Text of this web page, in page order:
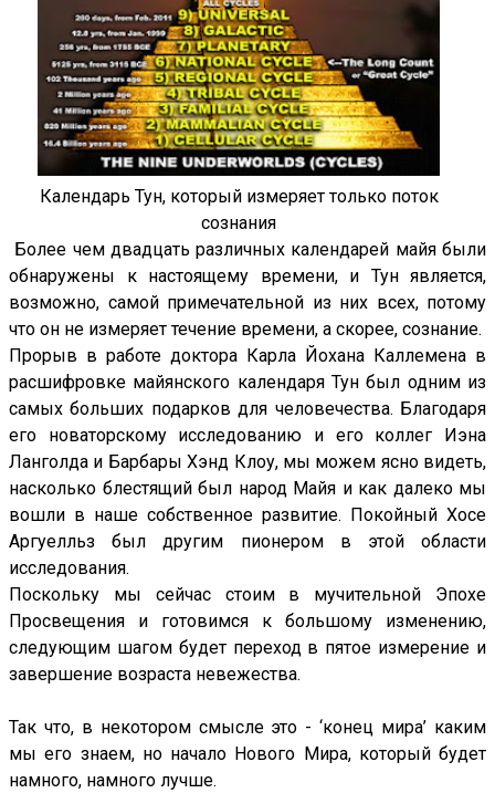
Календарь Тун, который измеряет только поток
сознания
Более чем двадцать различных календарей майя были
обнаружены к настоящему времени, и Тун является,
возможно, самой примечательной из них всех, потому
что он не измеряет течение времени, а скорее, сознание.
Прорыв в работе доктора Карла Йохана Каллемена в
расшифровке майянского календаря Тун был одним из
самых больших подарков для человечества. Благодаря
его новаторскому исследованию и его коллег Иэна
Ланголда и Барбары Хэнд Клоу, мы можем ясно видеть,
насколько блестящий был народ Майя и как далеко мы
вошли в наше собственное развитие. Покойный Хосе
Аргуелльз был другим пионером в этой области
исследования.
Поскольку мы сейчас стоим в мучительной Эпохе
Просвещения и готовимся к большому изменению,
следующим шагом будет переход в пятое измерение и
завершение возраста невежества.
Так что, в некотором смысле это - ‘конец мира’ каким
мы его знаем, но начало Нового Мира, который будет
намного, намного лучше.